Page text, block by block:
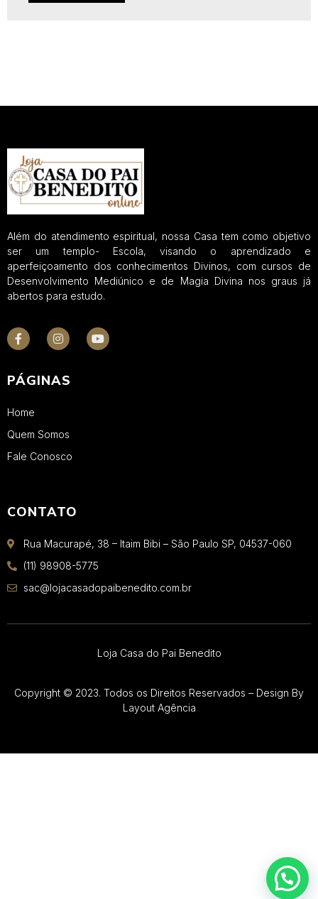
Além do atendimento espiritual, nossa Casa tem como objetivo
ser um templo- Escola, visando o aprendizado e
aperfeiçoamento dos conhecimentos Divinos, com cursos de
Desenvolvimento Mediúnico e de Magia Divina nos graus já
abertos para estudo.
PÁGINAS
Home
Quem Somos
Fale Conosco
CONTATO
Rua Macurapé, 38 – Itaim Bibi – São Paulo SP, 04537-060
(11) 98908-5775
sac@lojacasadopaibenedito.com.br
Loja Casa do Pai Benedito
Copyright © 2023. Todos os Direitos Reservados – Design By
Layout Agência